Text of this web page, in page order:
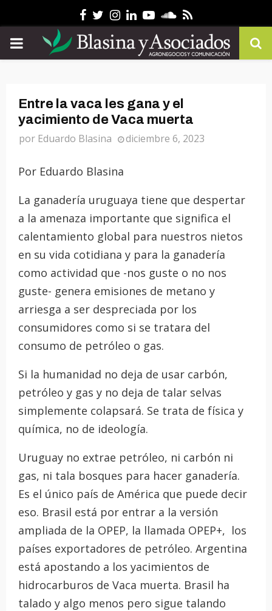
Facebook
Twitter
Instagram
Linkedin
YoutubeSoundcloud
Rss
PRIMARY
Entre la vaca les gana y el
yacimiento de Vaca muerta
por Eduardo Blasina diciembre 6, 2023
Por Eduardo Blasina
La ganadería uruguaya tiene que despertar
a la amenaza importante que significa el
calentamiento global para nuestros nietos
en su vida cotidiana y para la ganadería
como actividad que -nos guste o no nos
guste- genera emisiones de metano y
arriesga a ser despreciada por los
consumidores como si se tratara del
consumo de petróleo o gas.
Si la humanidad no deja de usar carbón,
petróleo y gas y no deja de talar selvas
simplemente colapsará. Se trata de física y
química, no de ideología.
Uruguay no extrae petróleo, ni carbón ni
gas, ni tala bosques para hacer ganadería.
Es el único país de América que puede decir
eso. Brasil está por entrar a la versión
ampliada de la OPEP, la llamada OPEP+, los
países exportadores de petróleo. Argentina
está apostando a los yacimientos de
hidrocarburos de Vaca muerta. Brasil ha
talado y algo menos pero sigue talando